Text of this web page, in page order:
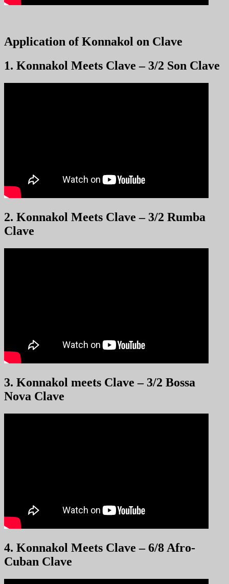
Application of Konnakol on Clave
1. Konnakol Meets Clave – 3/2 Son Clave
2. Konnakol Meets Clave – 3/2 Rumba
Clave
3. Konnakol meets Clave – 3/2 Bossa
Nova Clave
4. Konnakol Meets Clave – 6/8 Afro-
Cuban Clave